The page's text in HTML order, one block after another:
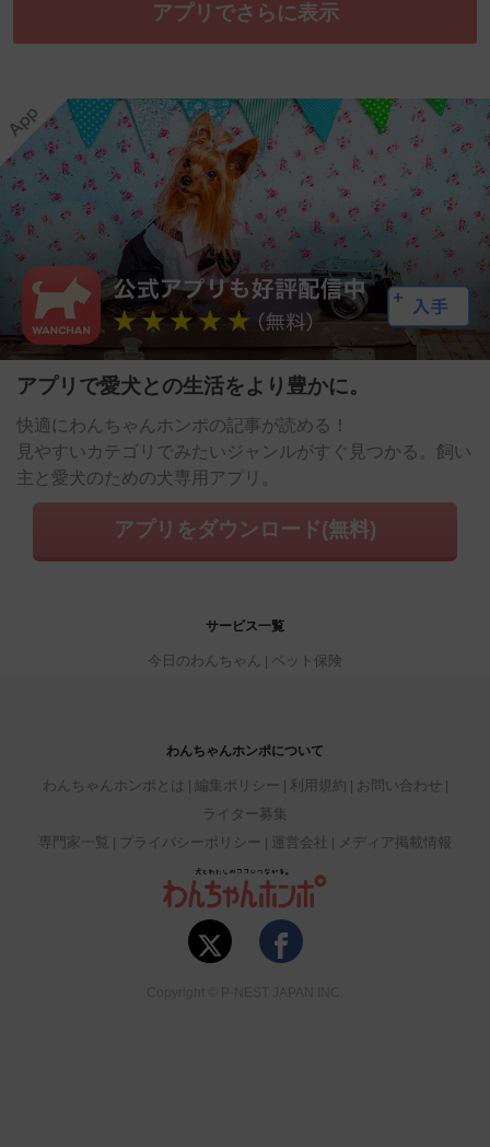
アプリでさらに表示
アプリで愛犬との生活をより豊かに。
快適にわんちゃんホンポの記事が読める！
見やすいカテゴリでみたいジャンルがすぐ見つかる。飼い
主と愛犬のための犬専用アプリ。
アプリをダウンロード(無料)
サービス一覧
今日のわんちゃん ペット保険
わんちゃんホンポについて
わんちゃんホンポとは 編集ポリシー 利用規約
お問い合わせ
ライター募集
専門家一覧
プライバシーポリシー 運営会社 メディア掲載情報